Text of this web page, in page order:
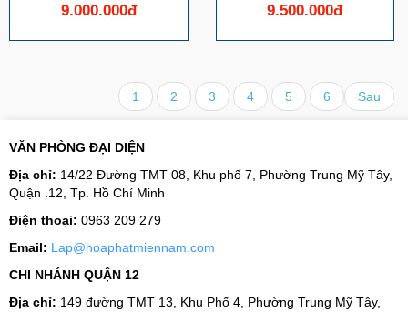
9.000.000đ 9.500.000đ
1 2 3 4 5 6 Sau
VĂN PHÒNG ĐẠI DIỆN
Địa chỉ: 14/22 Đường TMT 08, Khu phố 7, Phường Trung Mỹ Tây,
Quận .12, Tp. Hồ Chí Minh
Điện thoại: 0963 209 279
Email: Lap@hoaphatmiennam.com
CHI NHÁNH QUẬN 12
Địa chỉ: 149 đường TMT 13, Khu Phố 4, Phường Trung Mỹ Tây,